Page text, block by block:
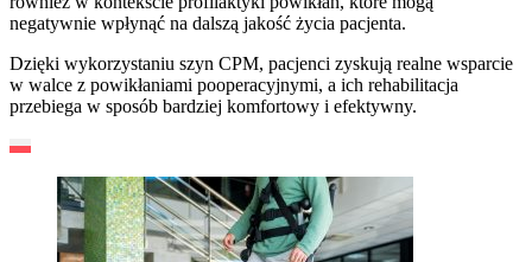
negatywnie wpłynąć na dalszą jakość życia pacjenta.
Dzięki wykorzystaniu szyn CPM, pacjenci zyskują realne wsparcie
w walce z powikłaniami pooperacyjnymi, a ich rehabilitacja
przebiega w sposób bardziej komfortowy i efektywny.